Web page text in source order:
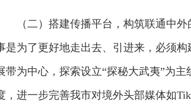
（二）搭建传播平台，构筑联通中
是为了更好地走出去、引进来，必须
带为中心，探索设立“探秘大武夷”为
，进一步完善我市对境外头部媒体如